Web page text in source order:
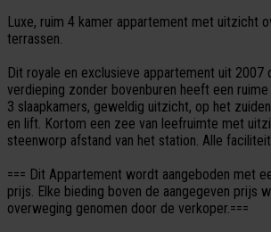
Luxe, ruim 4 kamer appartement met uitzicht
terrassen.
Dit royale en exclusieve appartement uit 2007
verdieping zonder bovenburen heeft een
3 slaapkamers, geweldig uitzicht, op het
en lift. Kortom een zee van leefruimte met
steenworp afstand van het station. Alle
=== Dit Appartement wordt aangeboden met
prijs. Elke bieding boven de aangegeven prijs
overweging genomen door de verkoper.===